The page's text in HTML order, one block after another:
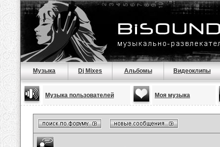
Музыка Dj Mixes Альбомы Видеоклипы
Музыка пользователей Моя музыка